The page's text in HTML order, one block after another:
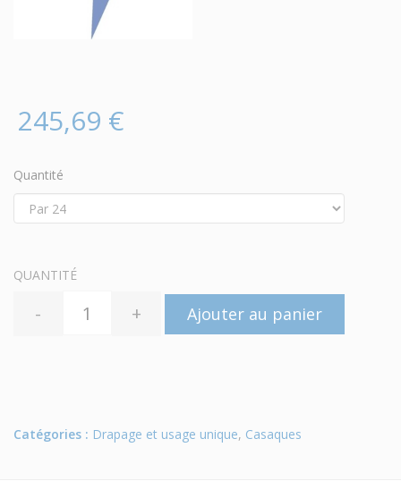
245,69 €
Quantité
QUANTITÉ
- + Ajouter au panier
Catégories : Drapage et usage unique, Casaques